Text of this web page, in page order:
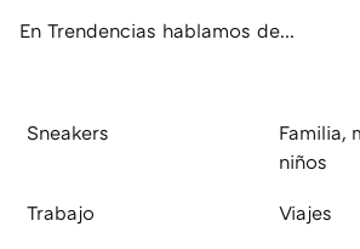
En Trendencias hablamos de...
Sneakers
Familia,
niños
Trabajo Viajes